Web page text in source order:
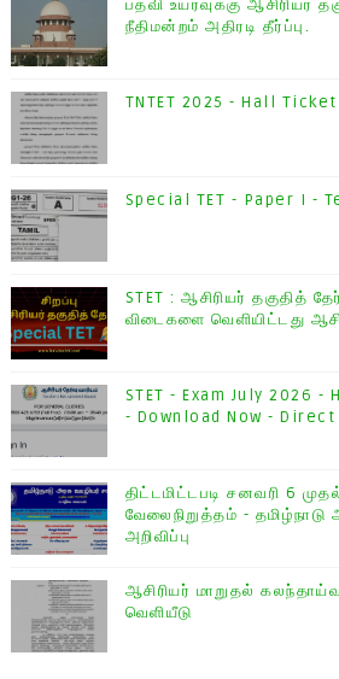
பதவி உயர்வுக்கு ஆசிரியர்
நீதிமன்றம் அதிரடி தீர்ப்பு.
TNTET 2025 - Hall
Special TET - Paper I -
STET : ஆசிரியர் தகுதித்
விடைகளை வெளியிட்டது
STET - Exam July 2026
- Download Now - Direct
திட்டமிட்டபடி சனவரி 6
வேலைநிறுத்தம் -
அறிவிப்பு
ஆசிரியர் மாறுதல்
வெளியீடு